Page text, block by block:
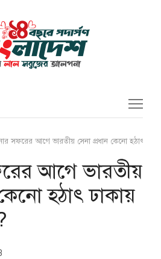
সফরের আগে ভারতীয় সেনা প্রধান কেনো হঠাৎ
আগে ভারতীয়
হঠাৎ ঢাকায়